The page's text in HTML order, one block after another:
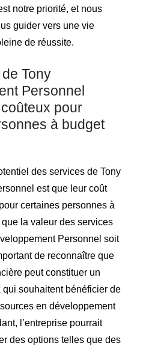
notre priorité, et nous
guider vers une vie
de réussite.
Tony
Personnel
pour
à budget
des services de Tony
est que leur coût
certaines personnes à
la valeur des services
Personnel soit
de reconnaître que
peut constituer un
souhaitent bénéficier de
en développement
l’entreprise pourrait
des options telles que des